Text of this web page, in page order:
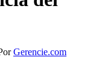
Gerencie.com